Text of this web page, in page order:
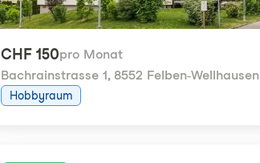
CHF 150pro Monat
Bachrainstrasse 1, 8552 Felben-Wellhausen
Hobbyraum